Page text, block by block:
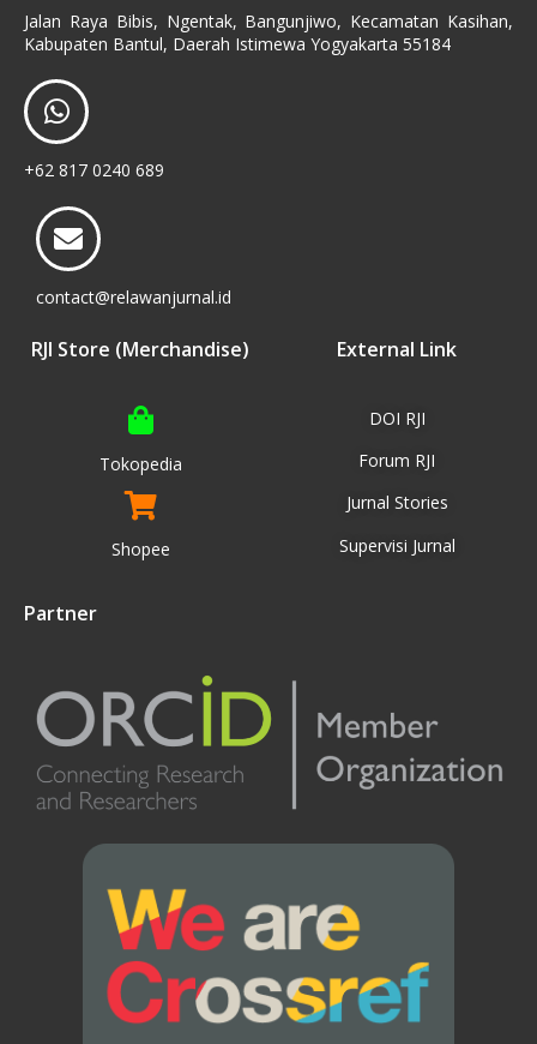
Jalan Raya Bibis, Ngentak, Bangunjiwo, Kecamatan Kasihan,
Kabupaten Bantul, Daerah Istimewa Yogyakarta 55184
+62 817 0240 689
contact@relawanjurnal.id
RJI Store (Merchandise)
Tokopedia
Shopee
External Link
DOI RJI
Forum RJI
Jurnal Stories
Supervisi Jurnal
Partner